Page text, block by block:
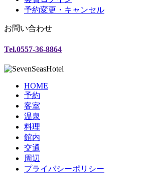
予約変更・キャンセル
お問い合わせ
Tel.0557-36-8864
HOME
予約
客室
温泉
料理
館内
交通
周辺
プライバシーポリシー